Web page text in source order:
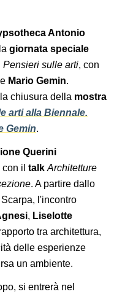
Antonio
giornata speciale
Pensieri sulle arti, con
e Mario Gemin.
chiusura della mostra
arti alla Biennale.
Gemin.
Querini
con il talk Architetture
. A partire dallo
l'incontro
, Liselotte
tra architettura,
delle esperienze
un ambiente.
si entrerà nel